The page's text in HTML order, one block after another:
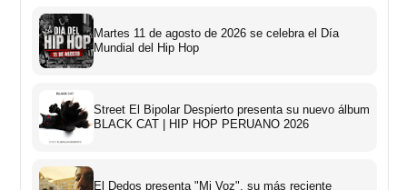
Martes 11 de agosto de 2026 se celebra el Día
Mundial del Hip Hop
Street El Bipolar Despierto presenta su nuevo álbum
BLACK CAT | HIP HOP PERUANO 2026
El Dedos presenta "Mi Voz", su más reciente